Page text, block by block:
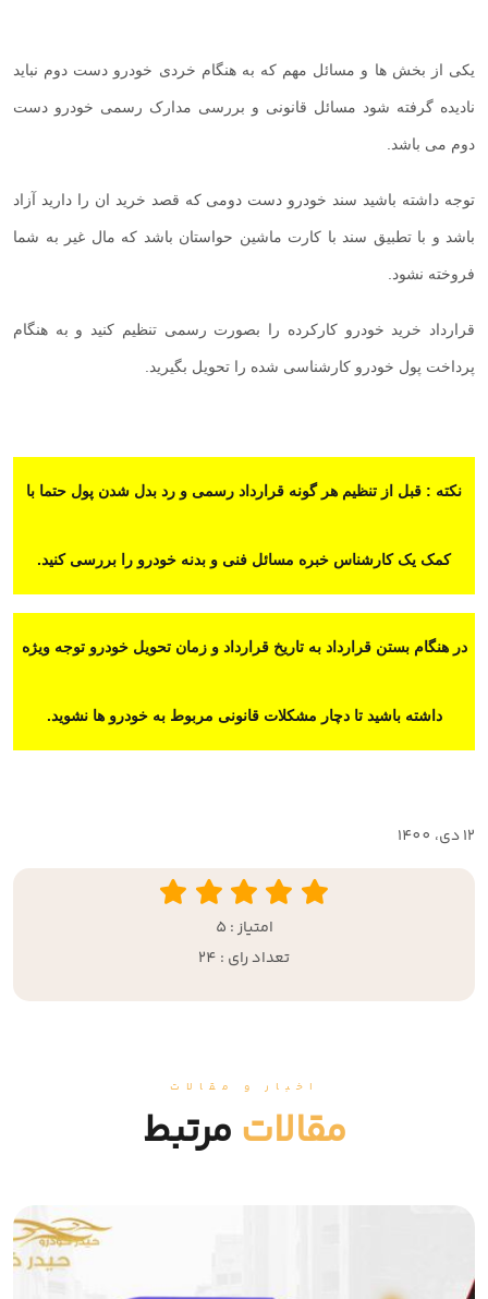
یکی از بخش ها و مسائل مهم که به هنگام خردی خودرو دست دوم نباید
نادیده گرفته شود مسائل قانونی و بررسی مدارک رسمی خودرو دست
دوم می باشد.
توجه داشته باشید سند خودرو دست دومی که قصد خرید ان را دارید آزاد
باشد و با تطبیق سند با کارت ماشین حواستان باشد که مال غیر به شما
فروخته نشود.
قرارداد خرید خودرو کارکرده را بصورت رسمی تنظیم کنید و به هنگام
پرداخت پول خودرو کارشناسی شده را تحویل بگیرید.
نکته : قبل از تنظیم هر گونه قرارداد رسمی و رد بدل شدن پول حتما با
کمک یک کارشناس خبره مسائل فنی و بدنه خودرو را بررسی کنید.
در هنگام بستن قرارداد به تاریخ قرارداد و زمان تحویل خودرو توجه ویژه
داشته باشید تا دچار مشکلات قانونی مربوط به خودرو ها نشوید.
12 دي، 1400
امتیاز : 5
تعداد رای : 24
اخبار و مقالات
مقالات مرتبط